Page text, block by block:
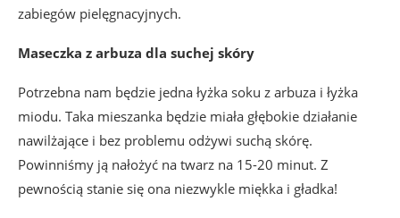
zabiegów pielęgnacyjnych.
Maseczka z arbuza dla suchej skóry
Potrzebna nam będzie jedna łyżka soku z arbuza i łyżka
miodu. Taka mieszanka będzie miała głębokie działanie
nawilżające i bez problemu odżywi suchą skórę.
Powinniśmy ją nałożyć na twarz na 15-20 minut. Z
pewnością stanie się ona niezwykle miękka i gładka!